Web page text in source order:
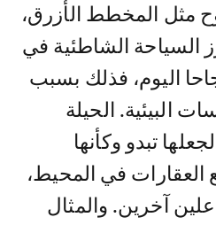
مثل المخطط الأزرق،
السياحة الشاطئية في
اليوم، فذلك بسبب
البيئية. الحيلة
تبدو وكأنها
في المحيط،
آخرين. والمثال